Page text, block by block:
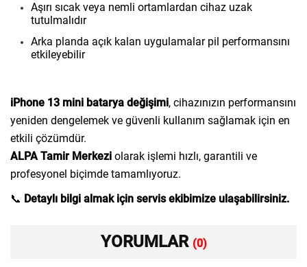
Aşırı sıcak veya nemli ortamlardan cihaz uzak
tutulmalıdır
Arka planda açık kalan uygulamalar pil performansını
etkileyebilir
iPhone 13 mini batarya değişimi, cihazınızın performansını
yeniden dengelemek ve güvenli kullanım sağlamak için en
etkili çözümdür.
ALPA Tamir Merkezi olarak işlemi hızlı, garantili ve
profesyonel biçimde tamamlıyoruz.
📞 Detaylı bilgi almak için servis ekibimize ulaşabilirsiniz.
YORUMLAR (0)